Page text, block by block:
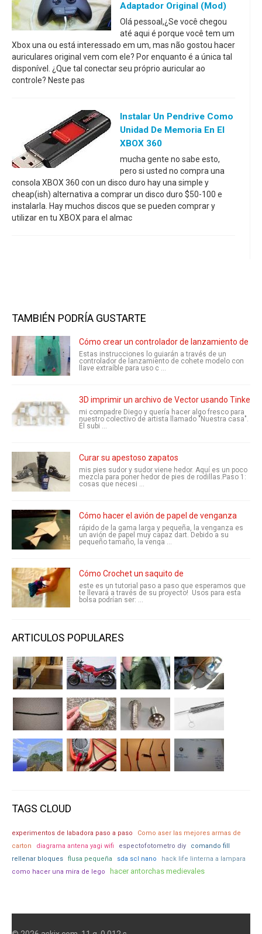
Adaptador Original (mod)
Olá pessoal,¿Se você chegou
até aqui é porque você tem um
Xbox una ou está interessado em um, mas não gostou hacer
auriculares original vem com ele? Por enquanto é a única tal
disponível. ¿Que tal conectar seu próprio auricular ao
controle? Neste pas
Instalar Un Pendrive Como
Unidad De Memoria En El
XBOX 360
mucha gente no sabe esto,
pero si usted no compra una
consola XBOX 360 con un disco duro hay una simple y
cheap(ish) alternativa a comprar un disco duro $50-100 e
instalarla. Hay muchos discos que se pueden comprar y
utilizar en tu XBOX para el almac
TAMBIÉN PODRÍA GUSTARTE
Cómo crear un controlador de lanzamiento de
Estas instrucciones lo guiarán a través de un
controlador de lanzamiento de cohete modelo con
llave extraíble para uso c ...
3D imprimir un archivo de Vector usando
mi compadre Diego y quería hacer algo fresco para
nuestro colectivo de artista llamado "Nuestra casa".
Él subi ...
Curar su apestoso zapatos
mis pies sudor y sudor viene hedor. Aquí es un poco
mezcla para poner hedor de pies de rodillas.Paso 1:
cosas que necesi ...
Cómo hacer el avión de papel de venganza
rápido de la gama larga y pequeña, la venganza es
un avión de papel muy capaz dart. Debido a su
pequeño tamaño, la venga ...
Cómo Crochet un saquito de
este es un tutorial paso a paso que esperamos que
te llevará a través de su proyecto! Usos para esta
bolsa podrían ser: ...
ARTICULOS POPULARES
TAGS CLOUD
experimentos de labadora paso a paso
Como aser las mejores armas de
carton
diagrama antena yagi wifi espectofotometro diy
comando fill
rellenar bloques
flusa pequeña sda scl nano
hack life linterna a lampara
como hacer una mira de lego
hacer antorchas medievales